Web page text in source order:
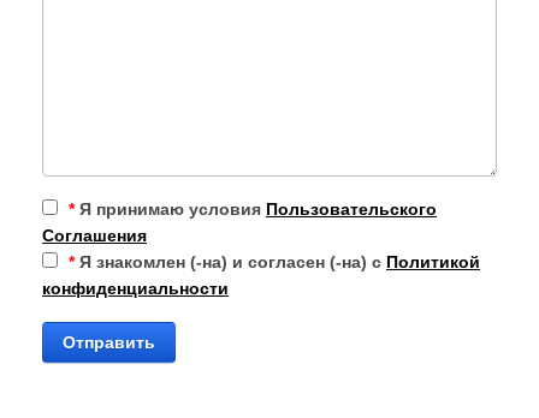
*Я принимаю условия Пользовательского
Соглашения
*Я знакомлен (-на) и согласен (-на) с Политикой
конфиденциальности
Отправить